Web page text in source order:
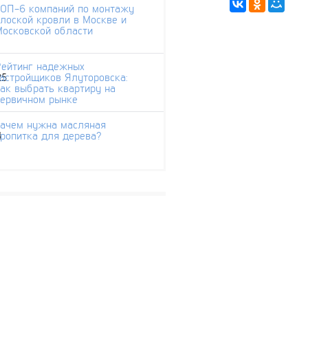
6 компаний по монтажу
кровли в Москве и
области
надежных
Ялуторовска:
выбрать квартиру на
рынке
нужна масляная
для дерева?